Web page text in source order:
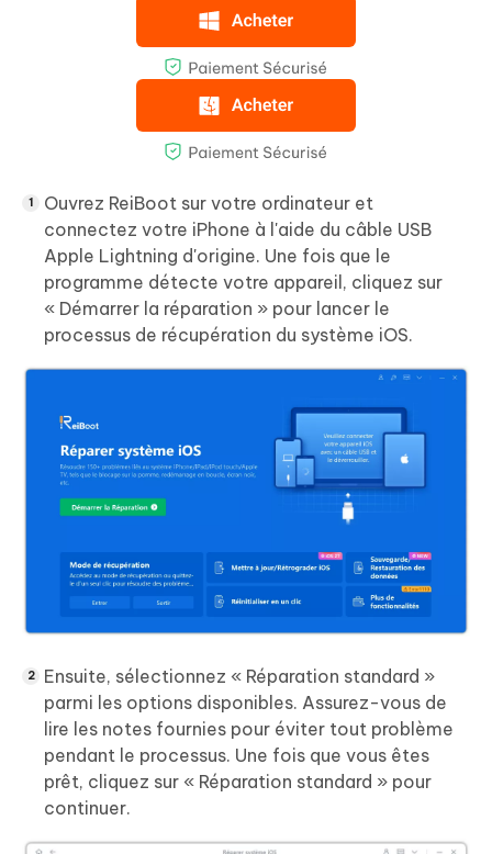
Ouvrez ReiBoot sur votre ordinateur et
connectez votre iPhone à l'aide du câble USB
Apple Lightning d'origine. Une fois que le
programme détecte votre appareil, cliquez sur
« Démarrer la réparation » pour lancer le
processus de récupération du système iOS.
Ensuite, sélectionnez « Réparation standard »
parmi les options disponibles. Assurez-vous de
lire les notes fournies pour éviter tout problème
pendant le processus. Une fois que vous êtes
prêt, cliquez sur « Réparation standard » pour
continuer.